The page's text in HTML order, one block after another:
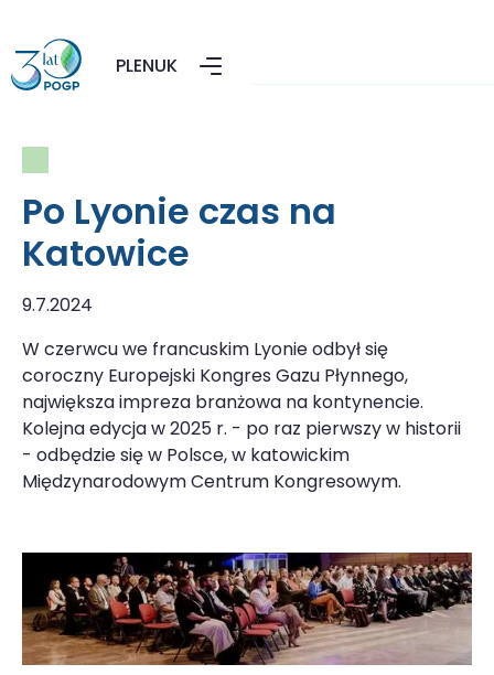
PLENUK
Po Lyonie czas na
Katowice
9.7.2024
W czerwcu we francuskim Lyonie odbył się
coroczny Europejski Kongres Gazu Płynnego,
największa impreza branżowa na kontynencie.
Kolejna edycja w 2025 r. - po raz pierwszy w historii
- odbędzie się w Polsce, w katowickim
Międzynarodowym Centrum Kongresowym.